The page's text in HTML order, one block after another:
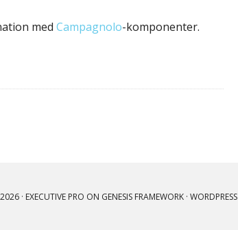
med Campagnolo-komponenter.
· EXECUTIVE PRO ON GENESIS FRAMEWORK · WORDPRESS